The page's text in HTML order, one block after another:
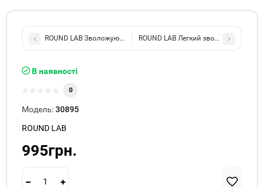
ROUND LAB Зволожуючий тонер з ефектом пілінгу 1025 Dokdo
ROUND LAB Легкий
В наявності
0
Модель:30895
ROUND LAB
995грн.